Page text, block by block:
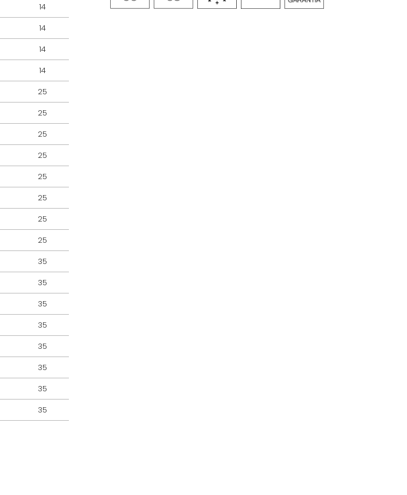
14
14
14
14
25
25
25
25
25
25
25
25
35
35
35
35
35
35
35
35